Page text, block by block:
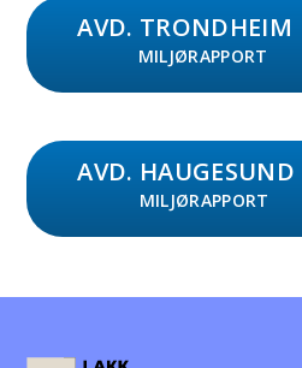
AVD. TRONDHEIM
MILJØRAPPORT
AVD. HAUGESUND
MILJØRAPPORT